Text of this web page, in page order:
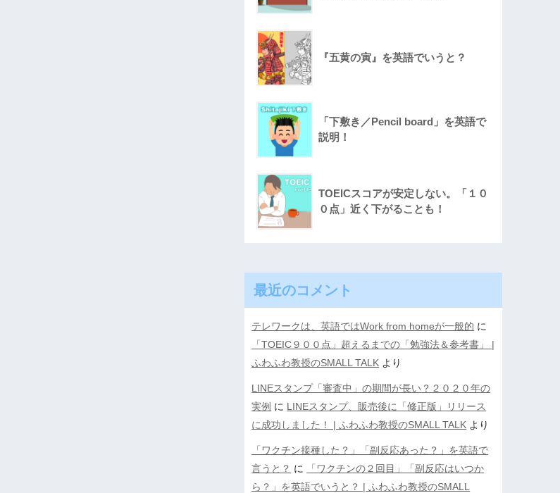
『五黄の寅』を英語でいうと？
「下敷き／Pencil board」を英語で
説明！
TOEICスコアが安定しない。「１０
０点」近く下がることも！
最近のコメント
テレワークは、英語ではWork from homeが一般的 に
「TOEIC９００点」超えるまでの「勉強法＆参考書」 |
ふわふわ教授のSMALL TALK より
LINEスタンプ「審査中」の期間が長い？２０２０年の
実例 に LINEスタンプ、販売後に「修正版」リリース
に成功しました！ | ふわふわ教授のSMALL TALK より
「ワクチン接種した？」「副反応あった？」を英語で
言うと？ に
「ワクチンの２回目」「副反応はいつか
ら？」を英語でいうと？ | ふわふわ教授のSMALL